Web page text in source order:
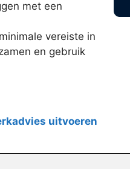
met een
vereiste in
en gebruik
uitvoeren